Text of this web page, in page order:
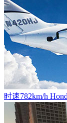
时速782km/h